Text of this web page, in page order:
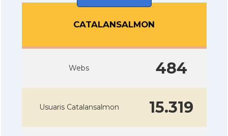
CATALANSALMON
Webs 484
Usuaris Catalansalmon 15.319